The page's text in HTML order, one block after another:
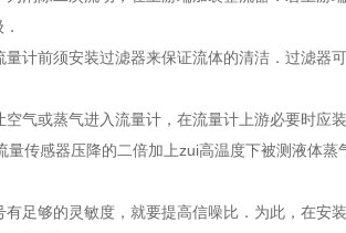
计前须安装过滤器来保证流体的清洁．过滤器可采
气或蒸气进入流量计，在流量计上游必要时应
传感器压降的二倍加上zui高温度下被测液体蒸
的灵敏度，就要提高信噪比．为此，在安装